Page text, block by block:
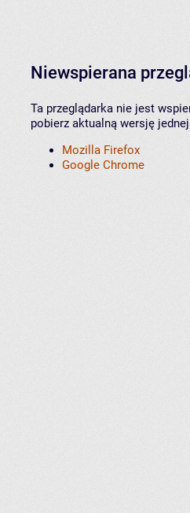
Niewspierana
Ta przeglądarka nie jest
pobierz aktualną wersję
Mozilla Firefox
Google Chrome